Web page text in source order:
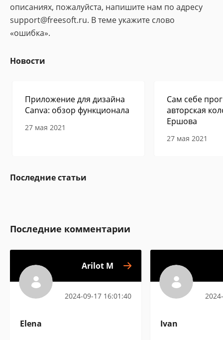
описаниях, пожалуйста, напишите нам по адресу
support@freesoft.ru. В теме укажите слово
«ошибка».
Новости
Приложение для дизайна
Canva: обзор функционала
27 мая 2021
Сам себе
авторская
Ершова
27 мая 2021
Последние статьи
Последние комментарии
Arilot M
2024-09-17 16:01:40
Elena Ivan